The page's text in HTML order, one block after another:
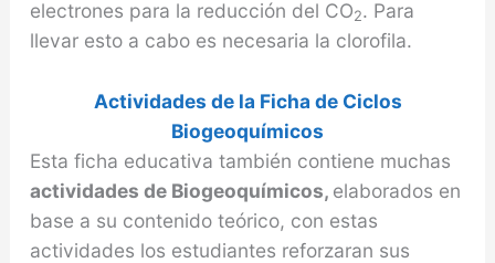
electrones para la reducción del CO2. Para
llevar esto a cabo es necesaria la clorofila.
Actividades de la Ficha de Ciclos
Biogeoquímicos
Esta ficha educativa también contiene muchas
actividades de Biogeoquímicos, elaborados en
base a su contenido teórico, con estas
actividades los estudiantes reforzaran sus